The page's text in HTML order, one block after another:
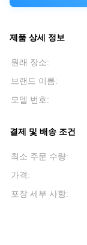
제품 상세 정보
원래 장소:
브랜드 이름:
모델 번호:
결제 및 배송 조건
최소 주문 수량:
가격:
포장 세부 사항: